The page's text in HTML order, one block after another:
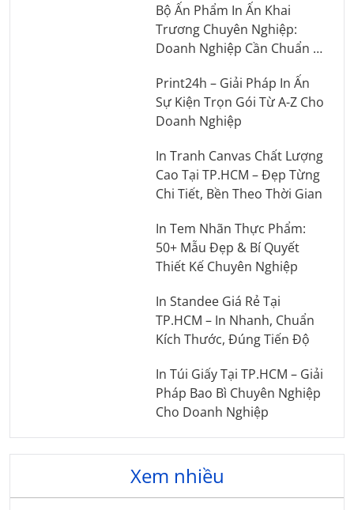
Bộ Ấn Phẩm In Ấn Khai
Trương Chuyên Nghiệp:
Doanh Nghiệp Cần Chuẩn Bị
Print24h – Giải Pháp In Ấn
Sự Kiện Trọn Gói Từ A-Z Cho
Doanh Nghiệp
In Tranh Canvas Chất Lượng
Cao Tại TP.HCM – Đẹp Từng
Chi Tiết, Bền Theo Thời Gian
In Tem Nhãn Thực Phẩm:
50+ Mẫu Đẹp & Bí Quyết
Thiết Kế Chuyên Nghiệp
In Standee Giá Rẻ Tại
TP.HCM – In Nhanh, Chuẩn
Kích Thước, Đúng Tiến Độ
In Túi Giấy Tại TP.HCM – Giải
Pháp Bao Bì Chuyên Nghiệp
Cho Doanh Nghiệp
Xem nhiều